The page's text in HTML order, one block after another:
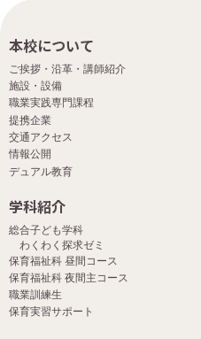
本校について
ご挨拶・沿革・講師紹介
施設・設備
職業実践専門課程
提携企業
交通アクセス
情報公開
デュアル教育
学科紹介
総合子ども学科
わくわく探求ゼミ
保育福祉科 昼間コース
保育福祉科 夜間主コース
職業訓練生
保育実習サポート